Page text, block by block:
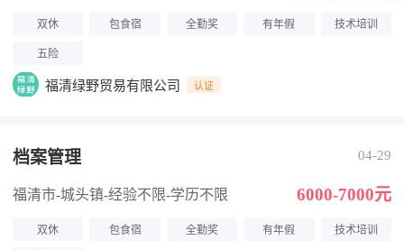
双休 包食宿 全勤奖 有年假 技术培训
五险
福清绿野贸易有限公司 认证
档案管理 04-29
福清市-城头镇-经验不限-学历不限 6000-7000元
双休 包食宿 全勤奖 有年假 技术培训